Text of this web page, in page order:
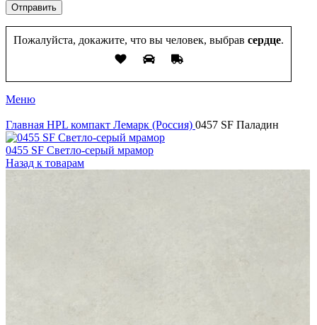
Пожалуйста, докажите, что вы человек, выбрав сердце.
Меню
Главная HPL компакт Лемарк (Россия) 0457 SF Паладин
0455 SF Светло-серый мрамор
Назад к товарам